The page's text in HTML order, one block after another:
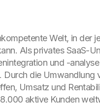
Welt, in der
Als privates SaaS-
und -
Durch die
Umsatz und
aktive Kunden